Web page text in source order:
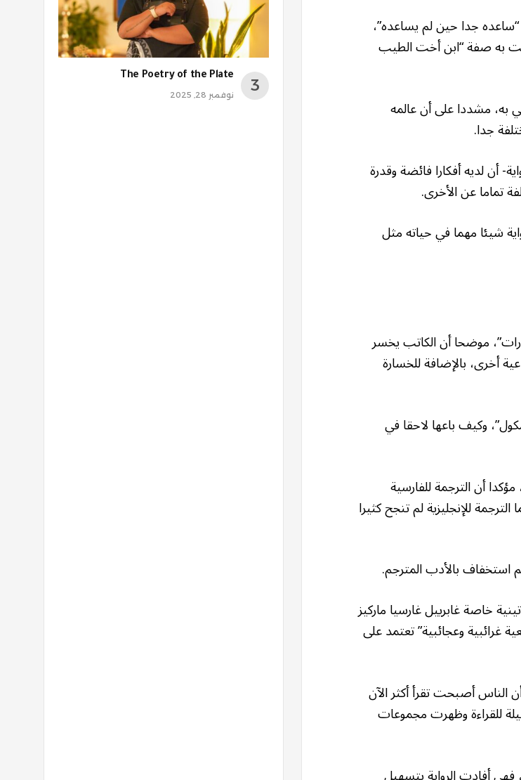
“ساعده جدا حين لم يساعده”،
به صفة “ابن أخت الطيب
به، مشددا على أن عالمه
جدا.
إنتاجه الروائي، أوضح تاج السر -الذي كتب أكثر من 26 رواية- أن لديه أفكارا فائضة وقدرة
تماما عن الأخرى.
شيئا مهما في حياته مثل
موضحا أن الكاتب يخسر
أخرى، بالإضافة للخسارة
وكيف باعها لاحقا في
كشف تاج السر أن رواياته ترجمت إلى 12 لغة، مؤكدا أن الترجمة للفارسية
إحدى رواياته أكثر من 6 مرات، بينما الترجمة للإنجليزية لم تنجح كثيرا
استخفاف بالأدب المترجم.
خاصة غابرييل غارسيا ماركيز
غرائبية وعجائبية” تعتمد على
الناس أصبحت تقرأ أكثر الآن
للقراءة وظهرت مجموعات
The Poetry of the Plate
نوفمبر 28, 2025